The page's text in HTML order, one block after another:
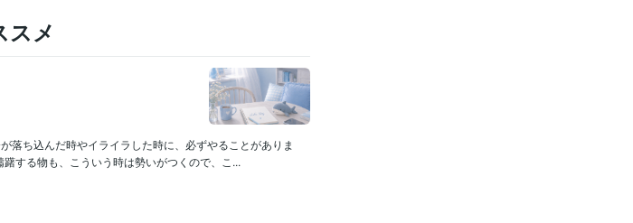
スメ
落ち込んだ時やイライラした時に、必ずやることがありま
する物も、こういう時は勢いがつくので、こ...